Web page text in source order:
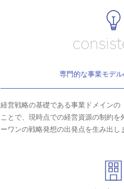
専門的な事業モデ
経営戦略の基礎である事業ドメインの
ことで、現時点での経営資源の制約
ーワンの戦略発想の出発点を生み出し